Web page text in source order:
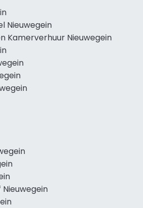
Nieuwegein
Kamerverhuur Nieuwegein